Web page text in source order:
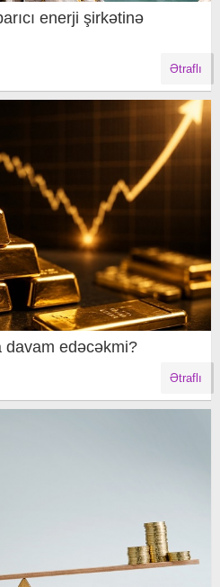
enerji şirkətinə
Ətraflı
davam edəcəkmi?
Ətraflı